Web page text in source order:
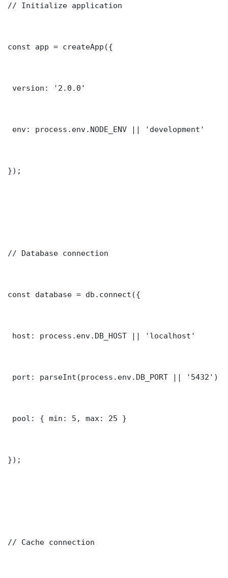
// Initialize application
const app = createApp({
version: '2.0.0'
env: process.env.NODE_ENV || 'development'
});
// Database connection
const database = db.connect({
host: process.env.DB_HOST || 'localhost'
port: parseInt(process.env.DB_PORT || '5432')
pool: { min: 5, max: 25 }
});
// Cache connection